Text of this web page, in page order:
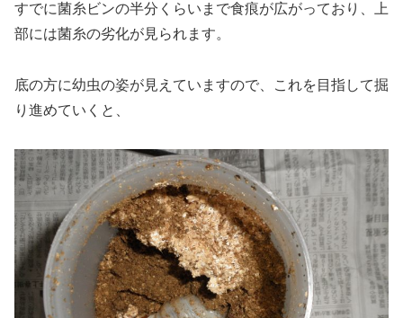
すでに菌糸ビンの半分くらいまで食痕が広がっており、上
部には菌糸の劣化が見られます。
底の方に幼虫の姿が見えていますので、これを目指して掘
り進めていくと、